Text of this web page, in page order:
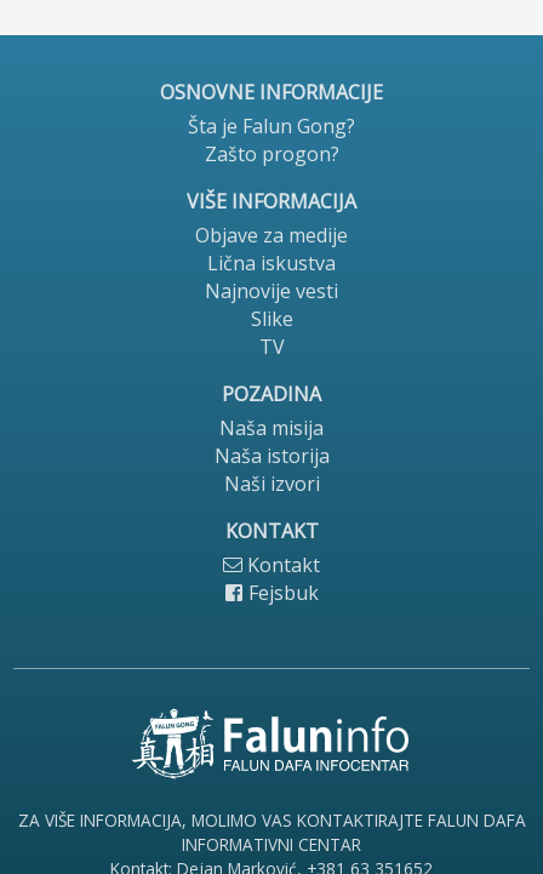
OSNOVNE INFORMACIJE
Šta je Falun Gong?
Zašto progon?
VIŠE INFORMACIJA
Objave za medije
Lična iskustva
Najnovije vesti
Slike
TV
POZADINA
Naša misija
Naša istorija
Naši izvori
KONTAKT
Kontakt
Fejsbuk
ZA VIŠE INFORMACIJA, MOLIMO VAS KONTAKTIRAJTE FALUN DAFA
INFORMATIVNI CENTAR
Kontakt: Dejan Marković, +381 63 351652